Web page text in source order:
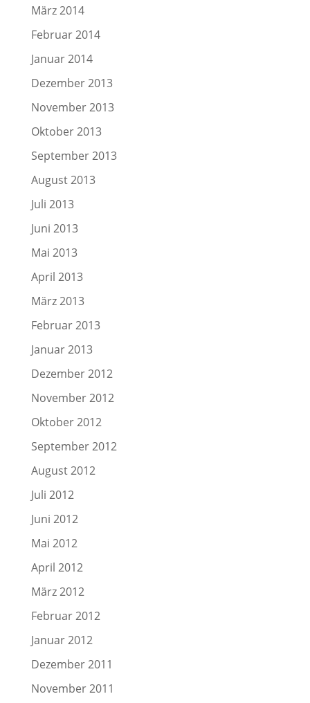
März 2014
Februar 2014
Januar 2014
Dezember 2013
November 2013
Oktober 2013
September 2013
August 2013
Juli 2013
Juni 2013
Mai 2013
April 2013
März 2013
Februar 2013
Januar 2013
Dezember 2012
November 2012
Oktober 2012
September 2012
August 2012
Juli 2012
Juni 2012
Mai 2012
April 2012
März 2012
Februar 2012
Januar 2012
Dezember 2011
November 2011